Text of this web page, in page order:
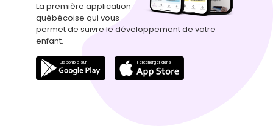
La première application
québécoise qui vous
permet de suivre le développement de votre
enfant.